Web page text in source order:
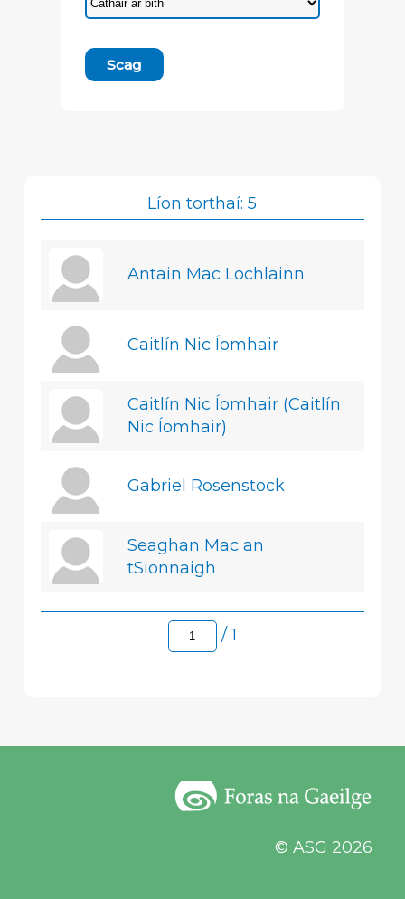
Scag
Líon torthaí: 5
Antain Mac Lochlainn
Caitlín Nic Íomhair
Caitlín Nic Íomhair (Caitlín
Nic Íomhair)
Gabriel Rosenstock
Seaghan Mac an
tSionnaigh
/ 1
© ASG 2026